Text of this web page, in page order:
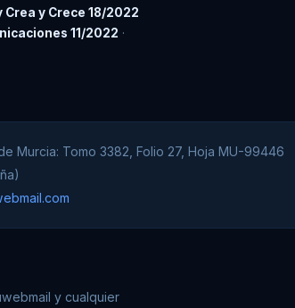
Crea y Crece 18/2022
11/2022 ·
Murcia: Tomo 3382, Folio 27, Hoja MU-99446
y cualquier